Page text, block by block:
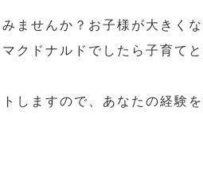
ませんか？お子様が大きく
クドナルドでしたら子育て
しますので、あなたの経験